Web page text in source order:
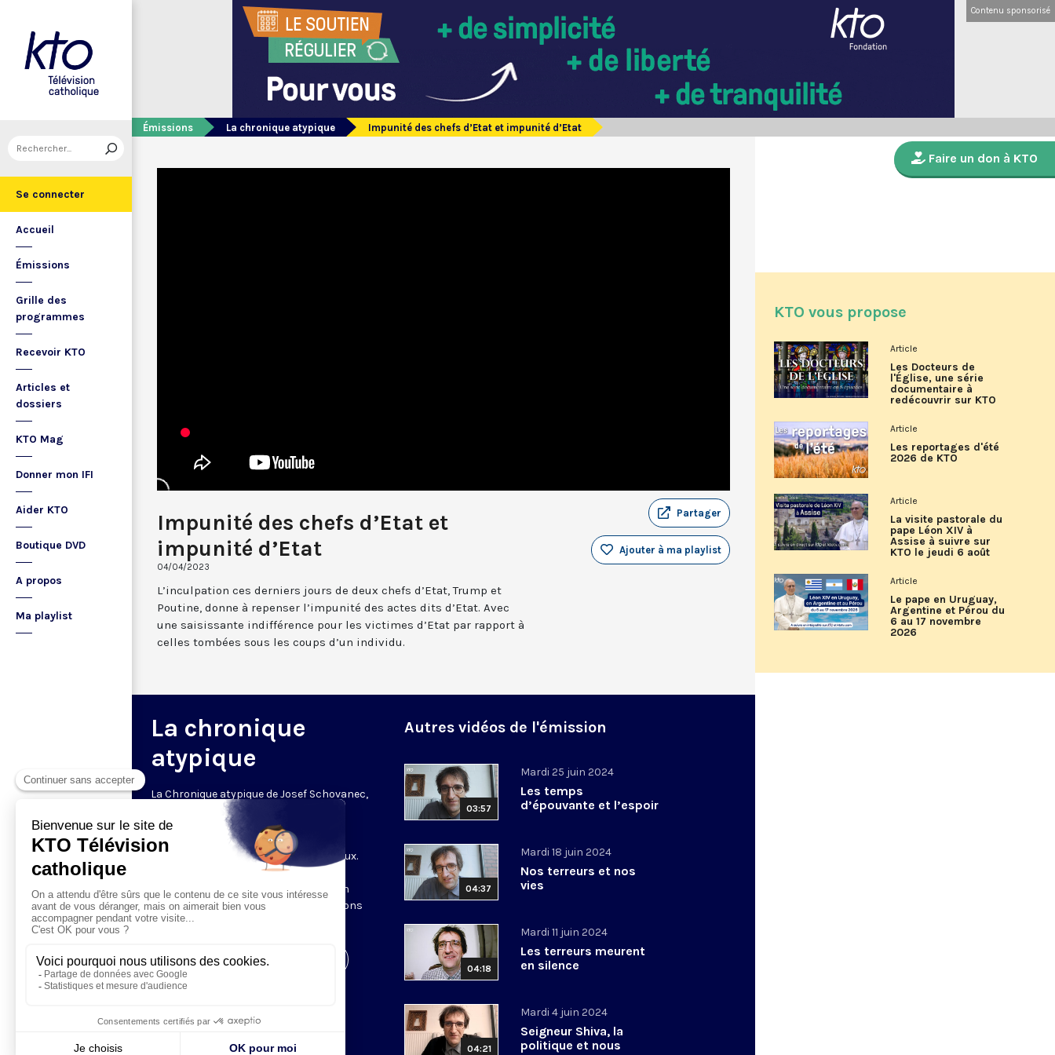
Se connecter
Accueil
Émissions
Grille des
programmes
Recevoir KTO
Articles et
dossiers
KTO Mag
Donner mon IFI
Aider KTO
Boutique DVD
A propos
Ma playlist
Contenu sponsorisé
Émissions La chronique atypique Impunité des chefs d’Etat et impunité d’Etat
Impunité des chefs d’Etat et
impunité d’Etat
04/04/2023
Partager
Ajouter à ma playlist
L’inculpation ces derniers jours de deux chefs d’Etat, Trump et
Poutine, donne à repenser l’impunité des actes dits d’Etat. Avec
une saisissante indifférence pour les victimes d’Etat par rapport à
celles tombées sous les coups d’un individu.
La chronique
atypique
La Chronique atypique de Josef Schovanec,
un regard décalé
Le mardi • 20h30 • 6 min
Josef Schovanec est autiste et malicieux.
Chaque semaine, il observe les
comportements des « normaux » et en
dévoile les étrangetés dont nous n’avions
pas conscience.
Visiter la page de l'émission
Autres vidéos de l'émission
03:57
Mardi 25 juin 2024
Les temps
d’épouvante et l’espoir
04:37
Mardi 18 juin 2024
Nos terreurs et nos
vies
04:18
Mardi 11 juin 2024
Les terreurs meurent
en silence
04:21
Mardi 4 juin 2024
Seigneur Shiva, la
politique et nous
Faire un don à KTO
KTO vous propose
Article
Les Docteurs de
l'Église, une série
documentaire à
redécouvrir sur KTO
Article
Les reportages d'été
2026 de KTO
Article
La visite pastorale du
pape Léon XIV à
Assise à suivre sur
KTO le jeudi 6 août
Article
Le pape en Uruguay,
Argentine et Pérou du
6 au 17 novembre
2026